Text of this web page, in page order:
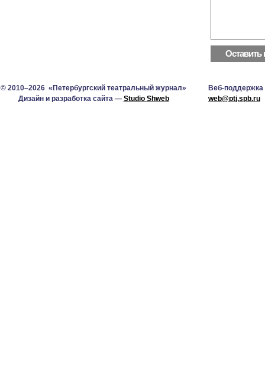
© 2010–2026 «Петербургский театральный журнал»
Дизайн и разработка сайта — Studio Shweb
Веб-поддержка
web@ptj.spb.ru